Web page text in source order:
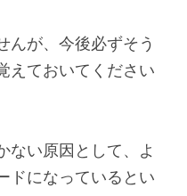
んが、今後必ずそう
えておいてください
ない原因として、よ
ドになっているとい